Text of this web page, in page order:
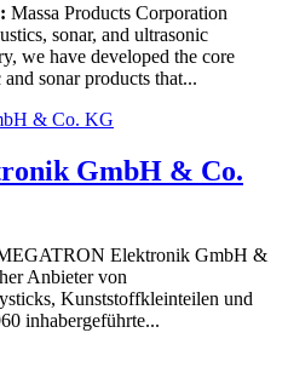
Massa Products Corporation
sonar, and ultrasonic
we have developed the core
sonar products that...
GmbH & Co.
Elektronik GmbH &
Anbieter von
Kunststoffkleinteilen und
inhabergeführte...